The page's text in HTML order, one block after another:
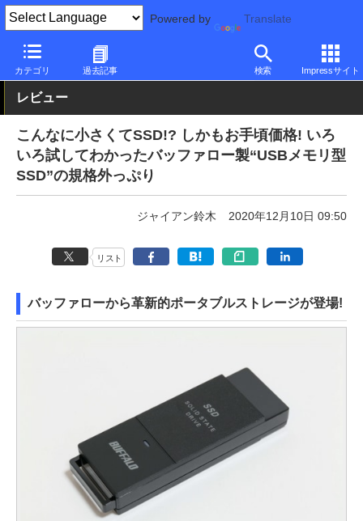
Powered by Translate
カテゴリ 過去記事 検索 Impressサイト
PC Watch 半導体/周辺機器
レビュー
こんなに小さくてSSD!? しかもお手頃価格! いろ
いろ試してわかったバッファロー製“USBメモリ型
SSD”の規格外っぷり
ジャイアン鈴木 2020年12月10日 09:50
リスト
バッファローから革新的ポータブルストレージが登場!